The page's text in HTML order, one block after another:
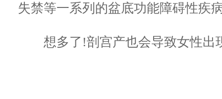
失禁等一系列的盆底功能障碍性疾
想多了!剖宫产也会导致女性出